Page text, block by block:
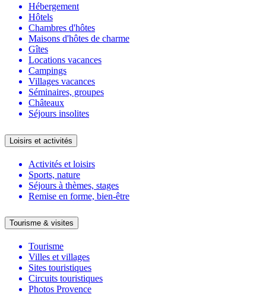
Hébergement
Hôtels
Chambres d'hôtes
Maisons d'hôtes de charme
Gîtes
Locations vacances
Campings
Villages vacances
Séminaires, groupes
Châteaux
Séjours insolites
Loisirs et activités
Activités et loisirs
Sports, nature
Séjours à thèmes, stages
Remise en forme, bien-être
Tourisme & visites
Tourisme
Villes et villages
Sites touristiques
Circuits touristiques
Photos Provence